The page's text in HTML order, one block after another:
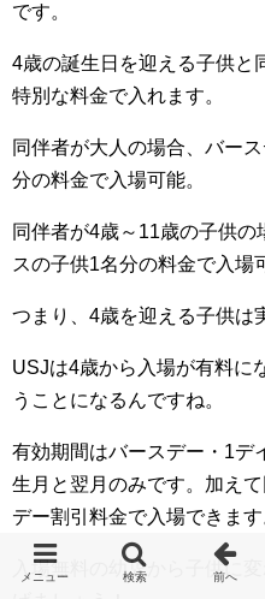
です。
4歳の誕生日を迎える子供と
特別な料金で入れます。
同伴者が大人の場合、バー
分の料金で入場可能。
同伴者が4歳～11歳の子供
スの子供1名分の料金で入場
つまり、4歳を迎える子供は
USJは4歳から入場が有料に
うことになるんですね。
有効期間はバースデー・1デ
生月と翌月のみです。加え
デー割引料金で入場できます
入場無料の幼児から子供に